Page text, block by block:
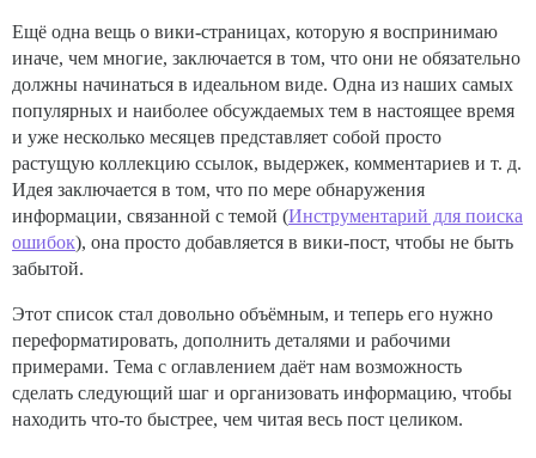
Ещё одна вещь о вики-страницах, которую я воспринимаю
иначе, чем многие, заключается в том, что они не обязательно
должны начинаться в идеальном виде. Одна из наших самых
популярных и наиболее обсуждаемых тем в настоящее время
и уже несколько месяцев представляет собой просто
растущую коллекцию ссылок, выдержек, комментариев и т. д.
Идея заключается в том, что по мере обнаружения
информации, связанной с темой (Инструментарий для поиска
ошибок), она просто добавляется в вики-пост, чтобы не быть
забытой.
Этот список стал довольно объёмным, и теперь его нужно
переформатировать, дополнить деталями и рабочими
примерами. Тема с оглавлением даёт нам возможность
сделать следующий шаг и организовать информацию, чтобы
находить что-то быстрее, чем читая весь пост целиком.